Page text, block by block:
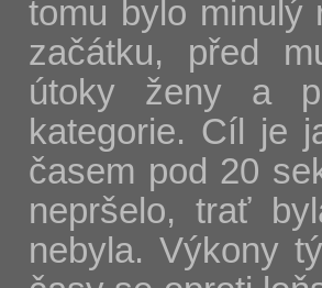
tomu bylo minulý
začátku, před
útoky ženy a
kategorie. Cíl je
časem pod 20
nepršelo, trať
nebyla. Výkony